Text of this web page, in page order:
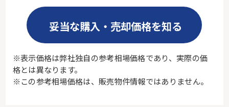
妥当な購入・売却価格を知る
※表示価格は弊社独自の参考相場価格であり、実際の価
格とは異なります。
※この参考相場価格は、販売物件情報ではありません。